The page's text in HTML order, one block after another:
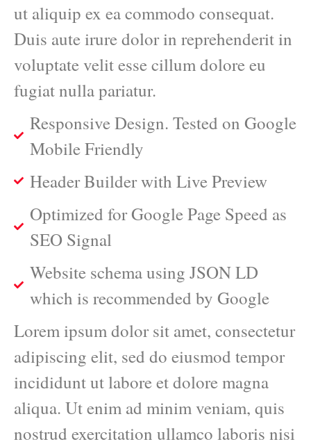
ut aliquip ex ea commodo consequat.
Duis aute irure dolor in reprehenderit in
voluptate velit esse cillum dolore eu
fugiat nulla pariatur.
Responsive Design. Tested on Google
Mobile Friendly
Header Builder with Live Preview
Optimized for Google Page Speed as
SEO Signal
Website schema using JSON LD
which is recommended by Google
Lorem ipsum dolor sit amet, consectetur
adipiscing elit, sed do eiusmod tempor
incididunt ut labore et dolore magna
aliqua. Ut enim ad minim veniam, quis
nostrud exercitation ullamco laboris nisi